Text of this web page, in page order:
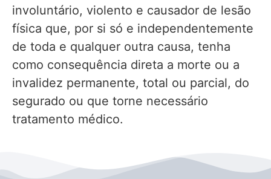
involuntário, violento e causador de lesão
física que, por si só e independentemente
de toda e qualquer outra causa, tenha
como consequência direta a morte ou a
invalidez permanente, total ou parcial, do
segurado ou que torne necessário
tratamento médico.